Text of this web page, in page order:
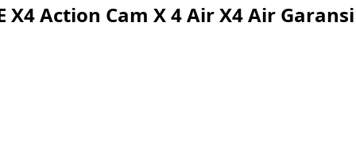
Action Cam X 4 Air X4 Air Garansi